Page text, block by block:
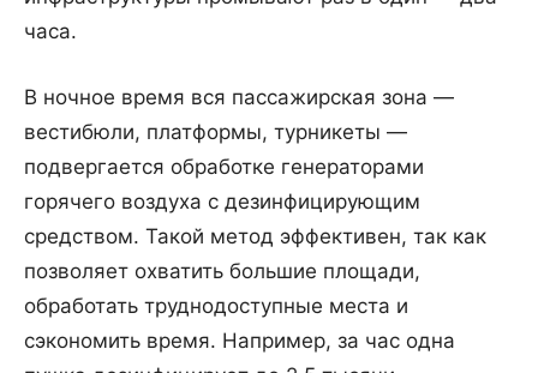
часа.
В ночное время вся пассажирская зона —
вестибюли, платформы, турникеты —
подвергается обработке генераторами
горячего воздуха с дезинфицирующим
средством. Такой метод эффективен, так как
позволяет охватить большие площади,
обработать труднодоступные места и
сэкономить время. Например, за час одна